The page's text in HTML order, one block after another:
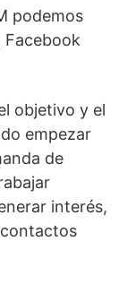
podemos
Facebook
objetivo y el
empezar
de
interés,